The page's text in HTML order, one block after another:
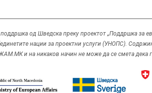
од Шведска преку проектот „Поддршка за
нации за проектни услуги (УНОПС).
и на никаков начин не може да се смета дека